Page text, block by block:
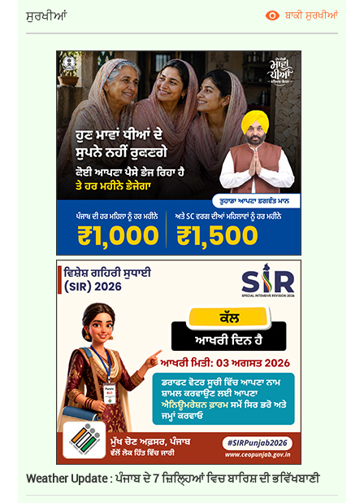
ਸੁਰਖੀਆਂ ਬਾਕੀ ਸੁਰਖੀਆਂ
Weather Update : ਪੰਜਾਬ ਦੇ 7 ਜ਼ਿਲ੍ਹਿਆਂ ਵਿਚ ਬਾਰਿਸ਼ ਦੀ ਭਵਿੱਖਬਾਣੀ